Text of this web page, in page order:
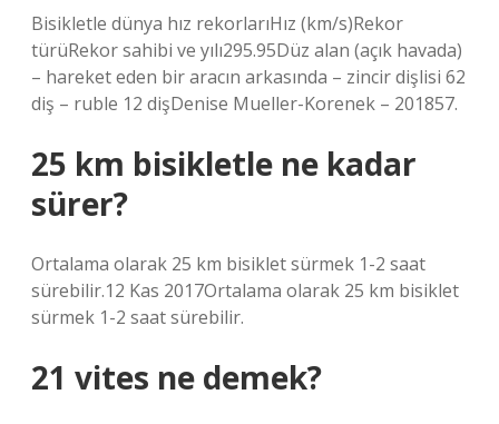
Bisikletle dünya hız rekorlarıHız (km/s)Rekor
türüRekor sahibi ve yılı295.95Düz alan (açık havada)
– hareket eden bir aracın arkasında – zincir dişlisi 62
diş – ruble 12 dişDenise Mueller-Korenek – 201857.
25 km bisikletle ne kadar
sürer?
Ortalama olarak 25 km bisiklet sürmek 1-2 saat
sürebilir.12 Kas 2017Ortalama olarak 25 km bisiklet
sürmek 1-2 saat sürebilir.
21 vites ne demek?